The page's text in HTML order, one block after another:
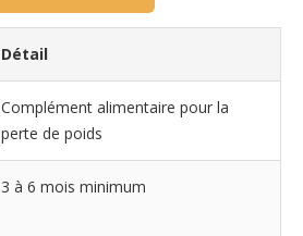
Détail
Complément alimentaire pour la
perte de poids
3 à 6 mois minimum